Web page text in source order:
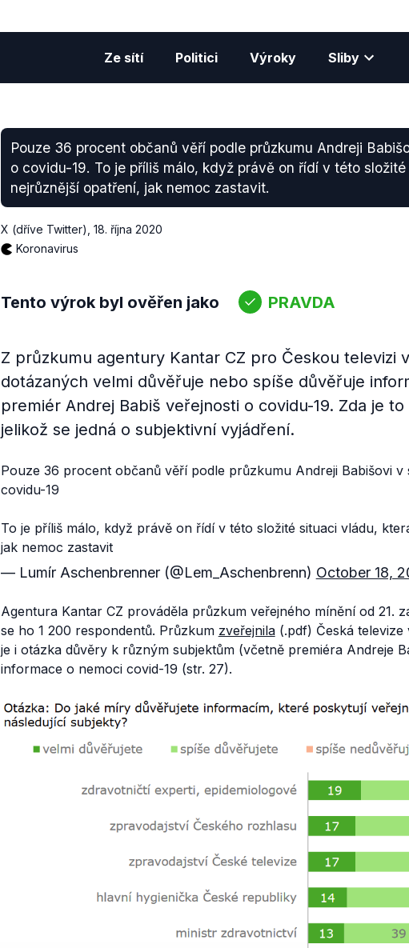
Ze sítí Politici Výroky Sliby
Pouze 36 procent občanů věří podle průzkumu Andreji
o covidu-19. To je příliš málo, když právě on řídí v této
nejrůznější opatření, jak nemoc zastavit.
X (dříve Twitter) 18. října 2020
Koronavirus
Tento výrok byl ověřen jako PRAVDA
Z průzkumu agentury Kantar CZ pro Českou televizi
dotázaných velmi důvěřuje nebo spíše důvěřuje
premiér Andrej Babiš veřejnosti o covidu-19. Zda je
jelikož se jedná o subjektivní vyjádření.
Pouze 36 procent občanů věří podle průzkumu Andreji Babišovi v
covidu-19
To je příliš málo, když právě on řídí v této složité situaci vládu,
jak nemoc zastavit
— Lumír Aschenbrenner (@Lem_Aschenbrenn) October 18,
Agentura Kantar CZ prováděla průzkum veřejného mínění od 21.
se ho 1 200 respondentů. Průzkum zveřejnila(.pdf) Česká televize
je i otázka důvěry k různým subjektům (včetně premiéra Andreje
informace o nemoci covid-19 (str. 27).